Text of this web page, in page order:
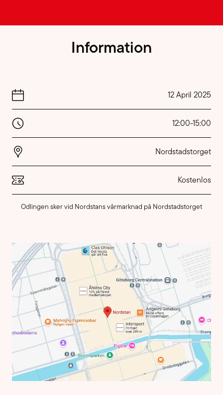
Information
12 April 2025
12:00-15:00
Nordstadstorget
Kostenlos
Odlingen sker vid Nordstans vårmarknad på Nordstadstorget